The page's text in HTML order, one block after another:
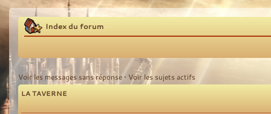
Index du forum
Voir les messages sans réponse • Voir les sujets actifs
LA TAVERNE